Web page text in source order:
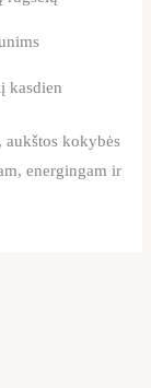
kasdien
aukštos kokybės
energingam ir